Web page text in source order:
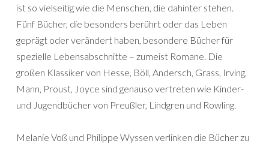
ist so vielseitig wie die Menschen, die dahinter stehen.
Fünf Bücher, die besonders berührt oder das Leben
geprägt oder verändert haben, besondere Bücher für
spezielle Lebensabschnitte – zumeist Romane. Die
großen Klassiker von Hesse, Böll, Andersch, Grass, Irving,
Mann, Proust, Joyce sind genauso vertreten wie Kinder-
und Jugendbücher von Preußler, Lindgren und Rowling.
Melanie Voß und Philippe Wyssen verlinken die Bücher zu